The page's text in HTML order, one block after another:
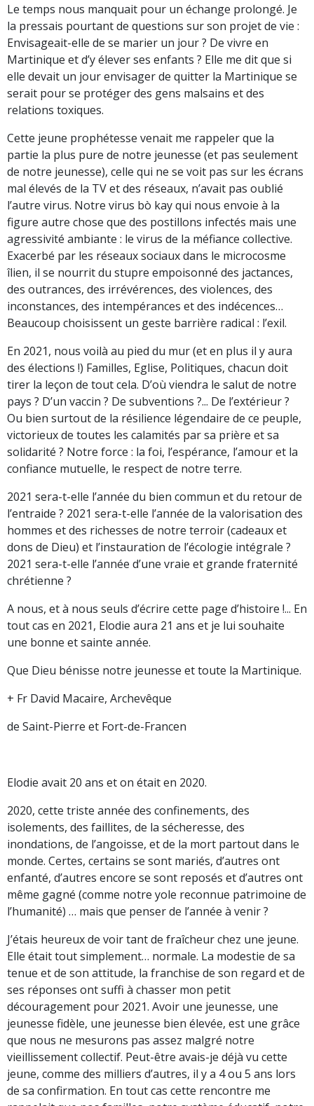
Le temps nous manquait pour un échange prolongé. Je
la pressais pourtant de questions sur son projet de vie :
Envisageait-elle de se marier un jour ? De vivre en
Martinique et d’y élever ses enfants ? Elle me dit que si
elle devait un jour envisager de quitter la Martinique se
serait pour se protéger des gens malsains et des
relations toxiques.
Cette jeune prophétesse venait me rappeler que la
partie la plus pure de notre jeunesse (et pas seulement
de notre jeunesse), celle qui ne se voit pas sur les écrans
mal élevés de la TV et des réseaux, n’avait pas oublié
l’autre virus. Notre virus bò kay qui nous envoie à la
figure autre chose que des postillons infectés mais une
agressivité ambiante : le virus de la méfiance collective.
Exacerbé par les réseaux sociaux dans le microcosme
îlien, il se nourrit du stupre empoisonné des jactances,
des outrances, des irrévérences, des violences, des
inconstances, des intempérances et des indécences…
Beaucoup choisissent un geste barrière radical : l’exil.
En 2021, nous voilà au pied du mur (et en plus il y aura
des élections !) Familles, Eglise, Politiques, chacun doit
tirer la leçon de tout cela. D’où viendra le salut de notre
pays ? D’un vaccin ? De subventions ?... De l’extérieur ?
Ou bien surtout de la résilience légendaire de ce peuple,
victorieux de toutes les calamités par sa prière et sa
solidarité ? Notre force : la foi, l’espérance, l’amour et la
confiance mutuelle, le respect de notre terre.
2021 sera-t-elle l’année du bien commun et du retour de
l’entraide ? 2021 sera-t-elle l’année de la valorisation des
hommes et des richesses de notre terroir (cadeaux et
dons de Dieu) et l’instauration de l’écologie intégrale ?
2021 sera-t-elle l’année d’une vraie et grande fraternité
chrétienne ?
A nous, et à nous seuls d’écrire cette page d’histoire !... En
tout cas en 2021, Elodie aura 21 ans et je lui souhaite
une bonne et sainte année.
Que Dieu bénisse notre jeunesse et toute la Martinique.
+ Fr David Macaire, Archevêque
de Saint-Pierre et Fort-de-Francen
Elodie avait 20 ans et on était en 2020.
2020, cette triste année des confinements, des
isolements, des faillites, de la sécheresse, des
inondations, de l’angoisse, et de la mort partout dans le
monde. Certes, certains se sont mariés, d’autres ont
enfanté, d’autres encore se sont reposés et d’autres ont
même gagné (comme notre yole reconnue patrimoine de
l’humanité) … mais que penser de l’année à venir ?
J’étais heureux de voir tant de fraîcheur chez une jeune.
Elle était tout simplement… normale. La modestie de sa
tenue et de son attitude, la franchise de son regard et de
ses réponses ont suffi à chasser mon petit
découragement pour 2021. Avoir une jeunesse, une
jeunesse fidèle, une jeunesse bien élevée, est une grâce
que nous ne mesurons pas assez malgré notre
vieillissement collectif. Peut-être avais-je déjà vu cette
jeune, comme des milliers d’autres, il y a 4 ou 5 ans lors
de sa confirmation. En tout cas cette rencontre me